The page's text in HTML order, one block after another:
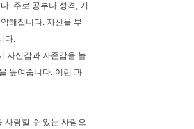
. 주로 공부나 성격, 기
해집니다. 자신을 부
다.
자신감과 자존감을 높
높여줍니다. 이런 과
사랑할 수 있는 사람으